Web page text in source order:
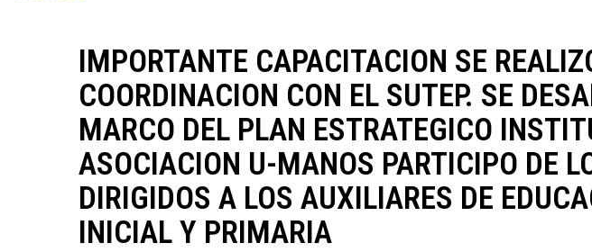
IMPORTANTE CAPACITACION SE
COORDINACION CON EL SUTEP. SE
MARCO DEL PLAN ESTRATEGICO
ASOCIACION U-MANOS PARTICIPO DE
DIRIGIDOS A LOS AUXILIARES DE
INICIAL Y PRIMARIA